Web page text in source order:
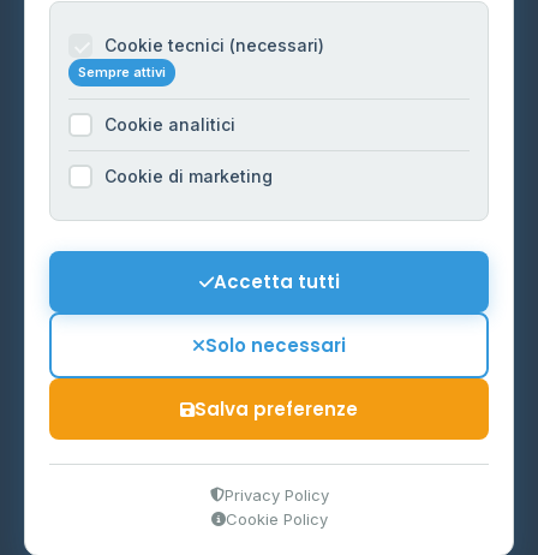
Informazioni legali
Cookie Policy
Preferenze Cookie
Mappa del sito
P.IVA 03859300364
Ministero delle Imprese e del Made in Italy
Cookie tecnici (necessari)
Sempre attivi
Cookie analitici
Cookie di marketing
Accetta tutti
Solo necessari
Salva preferenze
Privacy Policy
Cookie Policy